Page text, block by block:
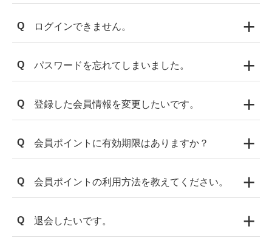
員登録」よりご登録をお願いいたします。
Q ログインできません。 +
ロックがかかります。 その場合、1時間後に自
動解除されますので、時間を空けてお試しくだ
さい。
Q パスワードを忘れてしまいました。 +
「パスワードをお忘れの場合は、こちらへ」を
クリックしてパスワードのリセット対応をお願
い致します。
Q 登録した会員情報を変更したいです。 +
認・変更」ページにてご変更できます。
Q 会員ポイントに有効期限はありますか？ +
登録月を基準とし、1年間の間に付与されたポ
イントが会員登録月より25か月後に失効致しま
す。 例）ご入会日が2020年12月1日の場合、
2021年11月30日までに付与されたポイントの
Q 会員ポイントの利用方法を教えてください。 +
ント以上から1ポイント単位でご利用いただけ
ます。ポイントの保有数が100ポイントに満た
Q 退会したいです。 +